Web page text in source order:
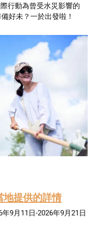
行動為曾受水災影響的
好未？一於出發啦！
地提供的詳情
年9月11日-2026年9月21日